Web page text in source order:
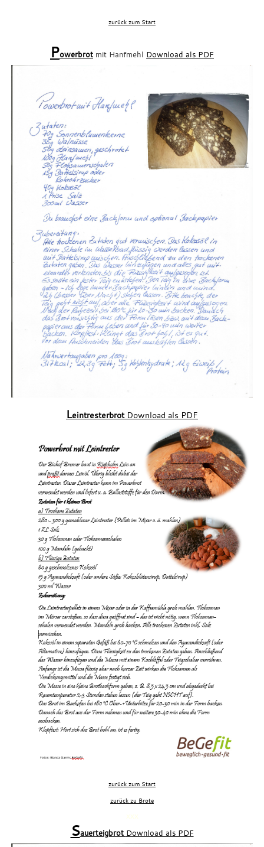
zurück zum Start
Powerbrot mit Hanfmehl Download als PDF
Leintresterbrot Download als PDF
zurück zum Start
zurück zu Brote
xxx
Sauerteigbrot Download als PDF